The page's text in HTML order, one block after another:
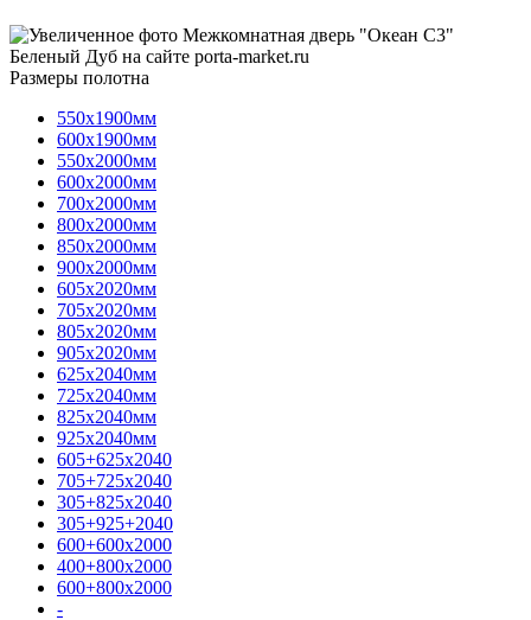
Размеры полотна
550х1900мм
600х1900мм
550х2000мм
600х2000мм
700х2000мм
800х2000мм
850х2000мм
900х2000мм
605х2020мм
705х2020мм
805х2020мм
905х2020мм
625х2040мм
725х2040мм
825х2040мм
925х2040мм
605+625х2040
705+725х2040
305+825х2040
305+925+2040
600+600х2000
400+800х2000
600+800х2000
-